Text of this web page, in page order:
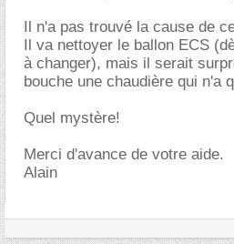
Il n'a pas trouvé la cause de
Il va nettoyer le ballon ECS
à changer), mais il serait
bouche une chaudière qui n'a
Quel mystère!
Merci d'avance de votre aide.
Alain